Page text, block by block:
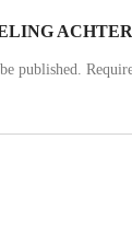
ACHTER
published.